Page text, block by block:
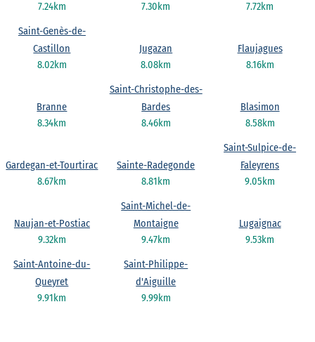
7.24km
7.30km
7.72km
8.02km
Saint-Genès-de-
Castillon
8.08km
Jugazan
8.16km
Flaujagues
8.34km
Branne
8.46km
Saint-Christophe-des-
Bardes
8.58km
Blasimon
8.67km
Gardegan-et-Tourtirac
8.81km
Sainte-Radegonde
9.05km
Saint-Sulpice-de-
Faleyrens
9.32km
Naujan-et-Postiac
9.47km
Saint-Michel-de-
Montaigne
9.53km
Lugaignac
9.91km
Saint-Antoine-du-
Queyret
9.99km
Saint-Philippe-
d'Aiguille